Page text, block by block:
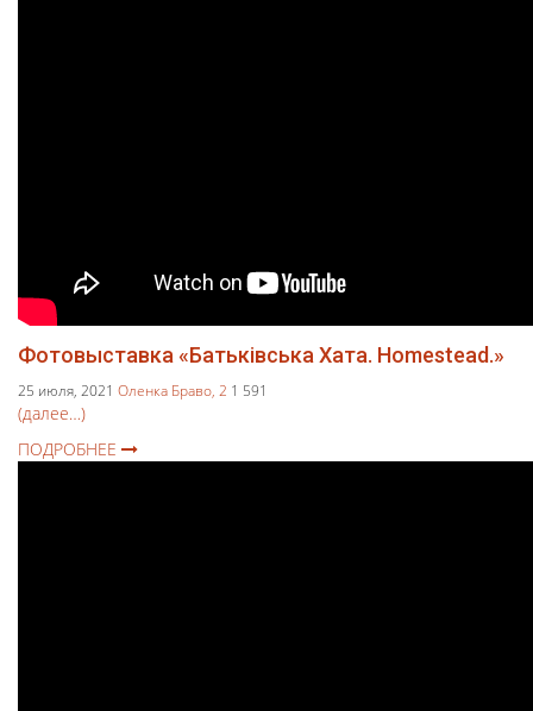
Фотовыставка «Батьківська Хата. Homestead.»
25 июля, 2021 Оленка Браво, 2 1 591
(далее…)
ПОДРОБНЕЕ